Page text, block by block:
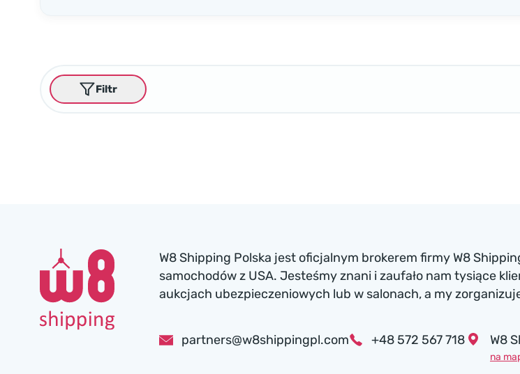
Filtr
W8 Shipping Polska jest oficjalnym brokerem firmy W8
samochodów z USA. Jesteśmy znani i zaufało nam tysiące
aukcjach ubezpieczeniowych lub w salonach, a my
partners@w8shippingpl.com +48 572 567 718 W8
na